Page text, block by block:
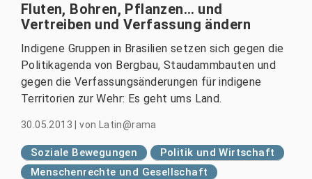
Fluten, Bohren, Pflanzen… und
Vertreiben und Verfassung ändern
Indigene Gruppen in Brasilien setzen sich gegen die
Politikagenda von Bergbau, Staudammbauten und
gegen die Verfassungsänderungen für indigene
Territorien zur Wehr: Es geht ums Land.
30.05.2013 |von Latin@rama
Soziale Bewegungen
Politik und Wirtschaft
Menschenrechte und Gesellschaft